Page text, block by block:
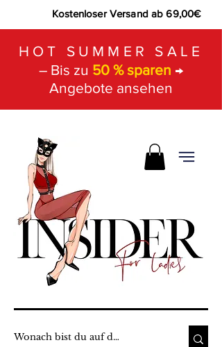
Kostenloser Versand ab 69,00€
HOT SUMMER SALE
– Bis zu 50 % sparen →
Angebote ansehen